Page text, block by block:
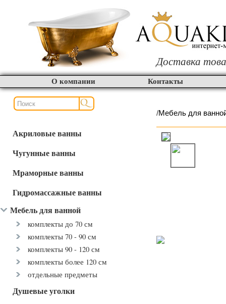
Доставка
О компании Контакты
Акриловые ванны
Чугунные ванны
Мраморные ванны
Гидромассажные ванны
Мебель для ванной
комплекты до 70 см
комплекты 70 - 90 см
комплекты 90 - 120 см
комплекты более 120 см
отдельные предметы
Душевые уголки
/Мебель для